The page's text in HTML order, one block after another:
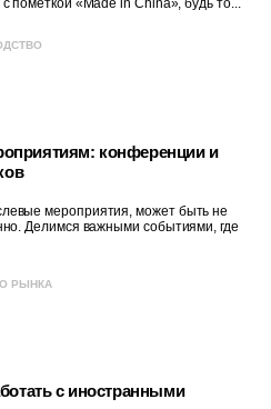
пометкой «Made in China», будь то...
конференции и
мероприятия, может быть не
Делимся важными событиями, где
РЫНКА
с иностранными